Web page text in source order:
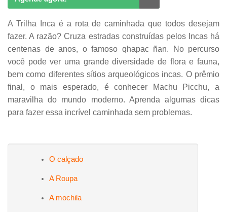
A Trilha Inca é a rota de caminhada que todos desejam
fazer. A razão? Cruza estradas construídas pelos Incas há
centenas de anos, o famoso qhapac ñan. No percurso
você pode ver uma grande diversidade de flora e fauna,
bem como diferentes sítios arqueológicos incas. O prêmio
final, o mais esperado, é conhecer Machu Picchu, a
maravilha do mundo moderno. Aprenda algumas dicas
para fazer essa incrível caminhada sem problemas.
O calçado
A Roupa
A mochila